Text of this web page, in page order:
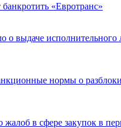
«Евротранс»
о выдаче исполнительного
нормы о
в сфере закупок в